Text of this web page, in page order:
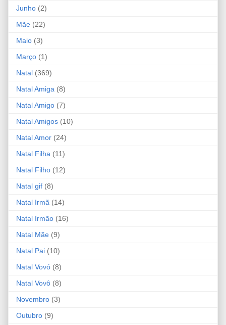
Junho (2)
Mãe (22)
Maio (3)
Março (1)
Natal (369)
Natal Amiga (8)
Natal Amigo (7)
Natal Amigos (10)
Natal Amor (24)
Natal Filha (11)
Natal Filho (12)
Natal gif (8)
Natal Irmã (14)
Natal Irmão (16)
Natal Mãe (9)
Natal Pai (10)
Natal Vovó (8)
Natal Vovô (8)
Novembro (3)
Outubro (9)